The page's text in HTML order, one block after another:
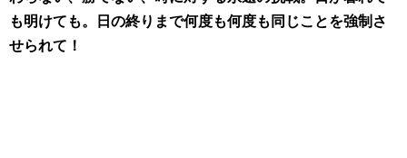
も明けても。日の終りまで何度も何度も同じことを強制さ
せられて！